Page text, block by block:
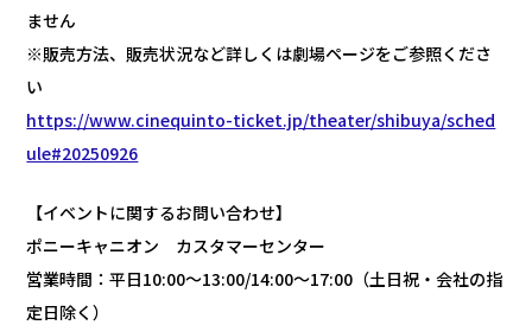
ません
※販売方法、販売状況など詳しくは劇場ページをご参照くださ
い
https://www.cinequinto-ticket.jp/theater/shibuya/sched
ule#20250926
【イベントに関するお問い合わせ】
ポニーキャニオン カスタマーセンター
営業時間：平日10:00～13:00/14:00～17:00（土日祝・会社の指
定日除く）